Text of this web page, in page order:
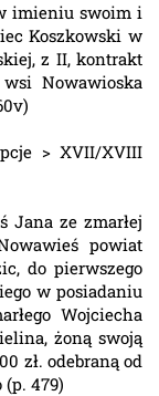
imieniu swoim i
Koszkowski w
z II, kontrakt
Nowawioska
> XVII/XVIII
Jana ze zmarłej
powiat
do pierwszego
w posiadaniu
Wojciecha
żoną swoją
zł. odebraną od
479)